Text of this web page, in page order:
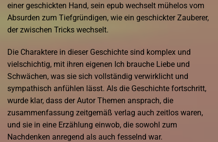
einer geschickten Hand, sein epub wechselt mühelos vom
Absurden zum Tiefgründigen, wie ein geschickter Zauberer,
der zwischen Tricks wechselt.
Die Charaktere in dieser Geschichte sind komplex und
vielschichtig, mit ihren eigenen Ich brauche Liebe und
Schwächen, was sie sich vollständig verwirklicht und
sympathisch anfühlen lässt. Als die Geschichte fortschritt,
wurde klar, dass der Autor Themen ansprach, die
zusammenfassung zeitgemäß verlag auch zeitlos waren,
und sie in eine Erzählung einwob, die sowohl zum
Nachdenken anregend als auch fesselnd war.